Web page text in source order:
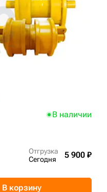
В наличии
Отгрузка
Сегодня
5 900 ₽
В корзину